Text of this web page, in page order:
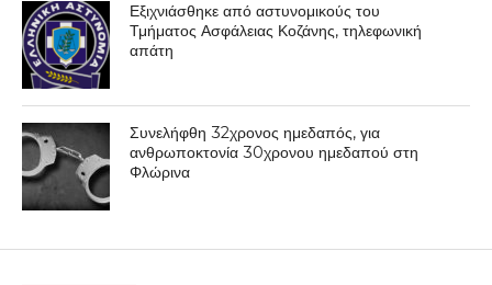
Εξιχνιάσθηκε από αστυνομικούς του
Τμήματος Ασφάλειας Κοζάνης, τηλεφωνική
απάτη
Συνελήφθη 32χρονος ημεδαπός, για
ανθρωποκτονία 30χρονου ημεδαπού στη
Φλώρινα